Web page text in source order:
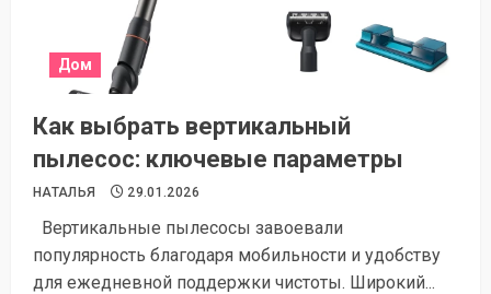
Дом
Как выбрать вертикальный
пылесос: ключевые параметры
НАТАЛЬЯ 29.01.2026
Вертикальные пылесосы завоевали
популярность благодаря мобильности и удобству
для ежедневной поддержки чистоты. Широкий...